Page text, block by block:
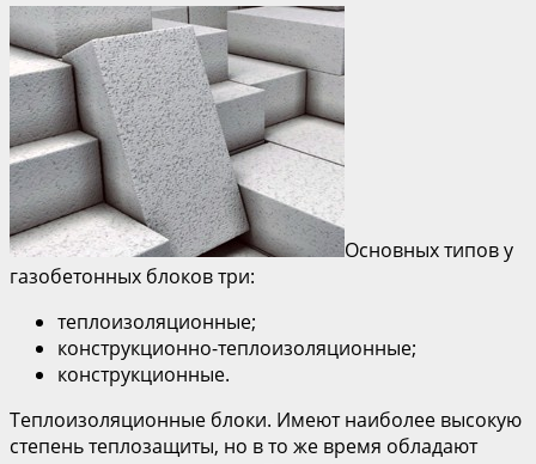
Основных типов у
газобетонных блоков три:
теплоизоляционные;
конструкционно-теплоизоляционные;
конструкционные.
Теплоизоляционные блоки. Имеют наиболее высокую
степень теплозащиты, но в то же время обладают